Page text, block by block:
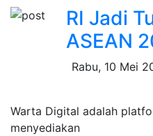
RI Jadi
ASEAN
Rabu, 10 Mei
Warta Digital adalah
menyediakan